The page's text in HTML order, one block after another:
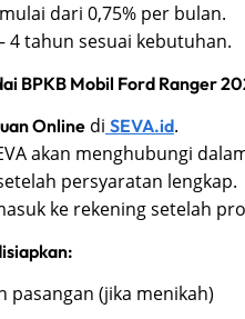
dari 0,75% per bulan.
4 tahun sesuai kebutuhan.
BPKB Mobil Ford Ranger
Online di SEVA.id.
akan menghubungi
persyaratan lengkap.
ke rekening setelah
pasangan (jika menikah)